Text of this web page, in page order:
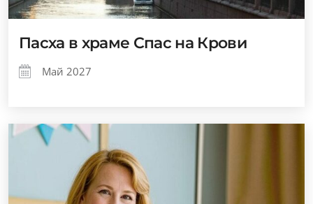
Пасха в храме Спас на Крови
Май 2027